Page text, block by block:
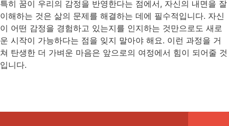
특히 꿈이 우리의 감정을 반영한다는 점에서, 자신의 내면을 잘
이해하는 것은 삶의 문제를 해결하는 데에 필수적입니다. 자신
이 어떤 감정을 경험하고 있는지를 인지하는 것만으로도 새로
운 시작이 가능하다는 점을 잊지 말아야 해요. 이런 과정을 거
쳐 탄생한 더 가벼운 마음은 앞으로의 여정에서 힘이 되어줄 것
입니다.